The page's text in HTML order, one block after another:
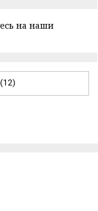
на наши
(12)